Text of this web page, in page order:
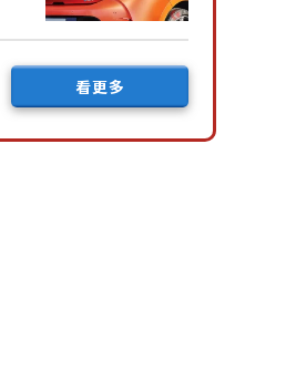
看更多